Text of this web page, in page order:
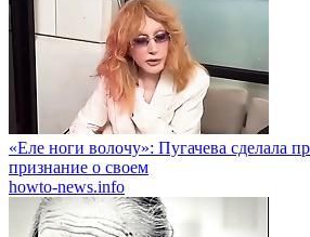
«Еле ноги волочу»: Пугачева сделала
признание о своем
howto-news.info